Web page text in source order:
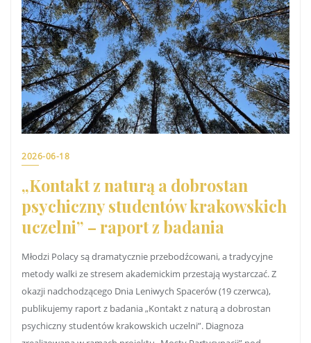
2026-06-18
„Kontakt z naturą a dobrostan
psychiczny studentów krakowskich
uczelni” – raport z badania
Młodzi Polacy są dramatycznie przebodźcowani, a tradycyjne
metody walki ze stresem akademickim przestają wystarczać. Z
okazji nadchodzącego Dnia Leniwych Spacerów (19 czerwca),
publikujemy raport z badania „Kontakt z naturą a dobrostan
psychiczny studentów krakowskich uczelni”. Diagnoza